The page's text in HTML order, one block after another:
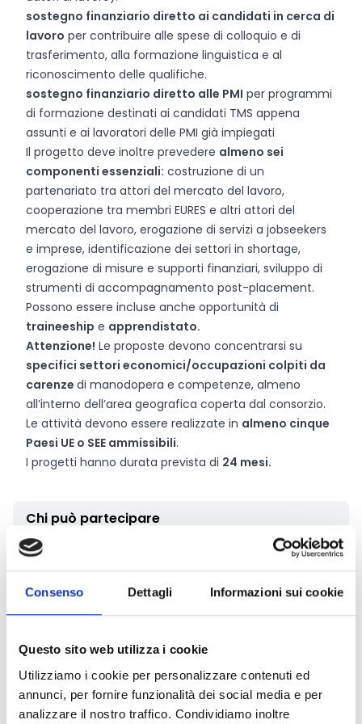
Consenso Dettagli Informazioni sui cookie
Questo sito web utilizza i cookie
Utilizziamo i cookie per personalizzare contenuti ed
annunci, per fornire funzionalità dei social media e per
analizzare il nostro traffico. Condividiamo inoltre
sostegno finanziario diretto ai candidati in cerca di
lavoro per contribuire alle spese di colloquio e di
trasferimento, alla formazione linguistica e al
riconoscimento delle qualifiche.
sostegno finanziario diretto alle PMI per programmi
di formazione destinati ai candidati TMS appena
assunti e ai lavoratori delle PMI già impiegati
Il progetto deve inoltre prevedere almeno sei
componenti essenziali: costruzione di un
partenariato tra attori del mercato del lavoro,
cooperazione tra membri EURES e altri attori del
mercato del lavoro, erogazione di servizi a jobseekers
e imprese, identificazione dei settori in shortage,
erogazione di misure e supporti finanziari, sviluppo di
strumenti di accompagnamento post-placement.
Possono essere incluse anche opportunità di
traineeship e apprendistato.
Attenzione! Le proposte devono concentrarsi su
specifici settori economici/occupazioni colpiti da
carenze di manodopera e competenze, almeno
all’interno dell’area geografica coperta dal consorzio.
Le attività devono essere realizzate in almeno cinque
Paesi UE o SEE ammissibili.
I progetti hanno durata prevista di 24 mesi.
Chi può partecipare
Il bando è rivolto a
dotati di
personalità giuridica provenienti dai seguenti Paesi
ammissibili:
Stati membri dell’UE
Possono parteciparesolo consorzi
deve essere composto daalmeno due beneficiari
stabiliti indue diversi Paesi UE/SEE, e questi due
beneficiari devono essere organizzazioni EURES